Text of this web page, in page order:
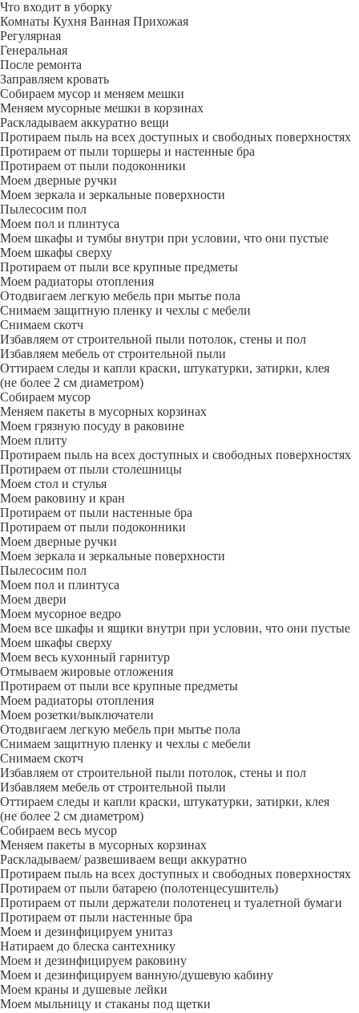
Что входит в уборку
Регу­лярная
Гене­ральная
После ремонта
Заправляем кровать
Собираем мусор и меняем мешки
Меняем мусорные мешки в корзинах
Раскладываем аккуратно вещи
Протираем пыль на всех доступных и свободных поверхностях
Протираем от пыли торшеры и настенные бра
Протираем от пыли подоконники
Моем дверные ручки
Моем зеркала и зеркальные поверхности
Пылесосим пол
Моем пол и плинтуса
Моем шкафы и тумбы внутри при условии, что они пустые
Моем шкафы сверху
Протираем от пыли все крупные предметы
Моем радиаторы отопления
Отодвигаем легкую мебель при мытье пола
Снимаем защитную пленку и чехлы с мебели
Снимаем скотч
Избавляем от строительной пыли потолок, стены и пол
Избавляем мебель от строительной пыли
Оттираем следы и капли краски, штукатурки, затирки, клея
(не более 2 см диаметром)
Собираем мусор
Меняем пакеты в мусорных корзинах
Моем грязную посуду в раковине
Моем плиту
Протираем пыль на всех доступных и свободных поверхностях
Протираем от пыли столешницы
Моем стол и стулья
Моем раковину и кран
Протираем от пыли настенные бра
Протираем от пыли подоконники
Моем дверные ручки
Моем зеркала и зеркальные поверхности
Пылесосим пол
Моем пол и плинтуса
Моем двери
Моем мусорное ведро
Моем все шкафы и ящики внутри при условии, что они пустые
Моем шкафы сверху
Моем весь кухонный гарнитур
Отмываем жировые отложения
Протираем от пыли все крупные предметы
Моем радиаторы отопления
Моем розетки/выключатели
Отодвигаем легкую мебель при мытье пола
Снимаем защитную пленку и чехлы с мебели
Снимаем скотч
Избавляем от строительной пыли потолок, стены и пол
Избавляем мебель от строительной пыли
Оттираем следы и капли краски, штукатурки, затирки, клея
(не более 2 см диаметром)
Собираем весь мусор
Меняем пакеты в мусорных корзинах
Раскладываем/ развешиваем вещи аккуратно
Протираем пыль на всех доступных и свободных поверхностях
Протираем от пыли батарею (полотенцесушитель)
Протираем от пыли держатели полотенец и туалетной бумаги
Протираем от пыли настенные бра
Моем и дезинфицируем унитаз
Натираем до блеска сантехнику
Моем и дезинфицируем раковину
Моем и дезинфицируем ванную/душевую кабину
Моем краны и душевые лейки
Моем мыльницу и стаканы под щетки